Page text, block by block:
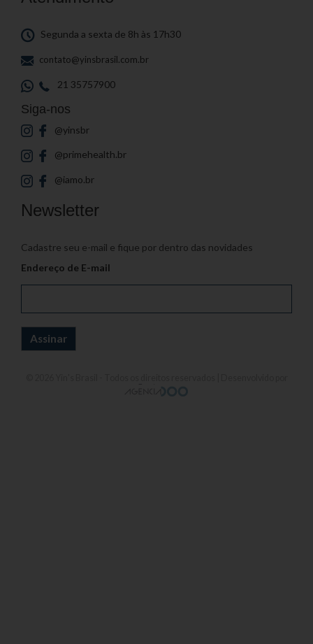
Segunda a sexta de 8h às 17h30
contato@yinsbrasil.com.br
21 35757900
Siga-nos
@yinsbr
@primehealth.br
@iamo.br
Newsletter
Cadastre seu e-mail e fique por dentro das novidades
Endereço de E-mail